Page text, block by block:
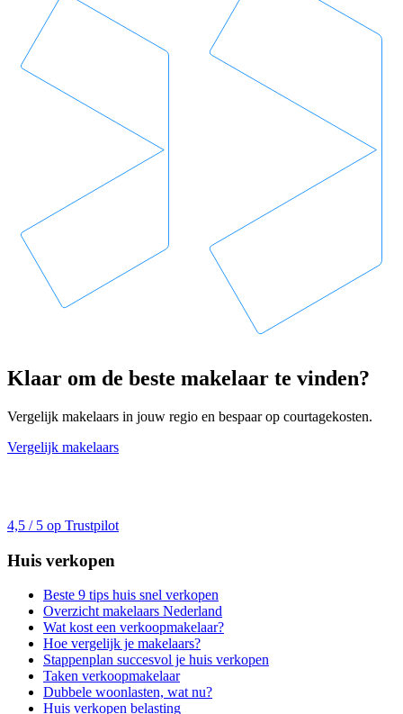
Klaar om de beste makelaar te vinden?
Vergelijk makelaars in jouw regio en bespaar op courtagekosten.
Vergelijk makelaars
4,5 / 5 op Trustpilot
Huis verkopen
Beste 9 tips huis snel verkopen
Overzicht makelaars Nederland
Wat kost een verkoopmakelaar?
Hoe vergelijk je makelaars?
Stappenplan succesvol je huis verkopen
Taken verkoopmakelaar
Dubbele woonlasten, wat nu?
Huis verkopen belasting